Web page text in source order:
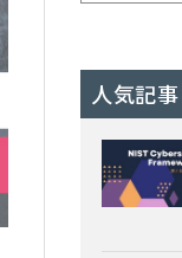
人気記事